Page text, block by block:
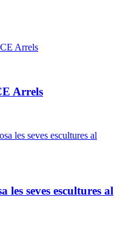
Arrels
les seves escultures al